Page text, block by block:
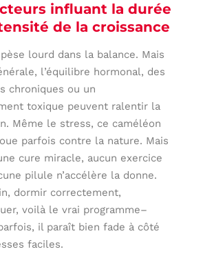
influant la durée
de la croissance
pèse lourd dans la balance. Mais
l’équilibre hormonal, des
chroniques ou un
toxique peuvent ralentir la
Même le stress, ce caméléon
parfois contre la nature. Mais
cure miracle, aucun exercice
pilule n’accélère la donne.
dormir correctement,
voilà le vrai programme–
il paraît bien fade à côté
faciles.